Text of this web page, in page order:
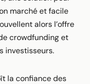
marché et facile
alors l’offre
crowdfunding et
investisseurs.
la confiance des